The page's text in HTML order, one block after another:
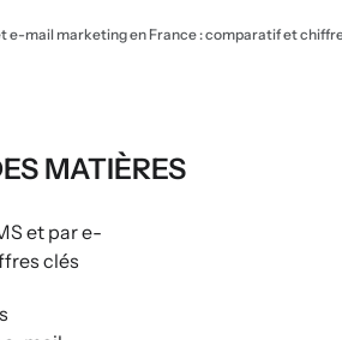
e-mail marketing en France : comparatif et
MATIÈRES
et par e-
clés